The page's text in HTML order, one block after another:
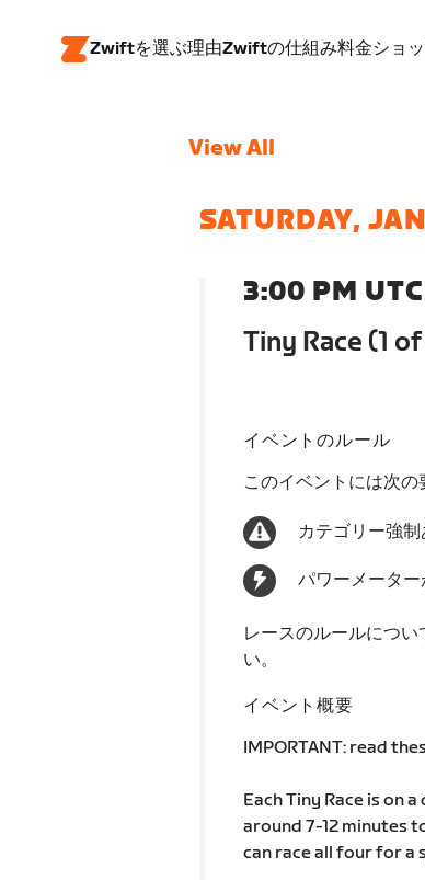
Zwiftを選ぶ理由Zwiftの仕組み料金ショ
View All
SATURDAY,
3:00 PM UTC
Tiny Race (1
イベントのルール
このイベントには次の
カテゴリー強制
パワーメータ
レースのルールについ
い。
イベント概要
IMPORTANT: read
Each Tiny Race is on
around 7-12 minutes
can race all four for a